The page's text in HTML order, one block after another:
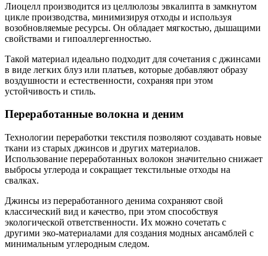
Лиоцелл производится из целлюлозы эвкалипта в замкнутом
цикле производства, минимизируя отходы и используя
возобновляемые ресурсы. Он обладает мягкостью, дышащими
свойствами и гипоаллергенностью.
Такой материал идеально подходит для сочетания с джинсами
в виде легких блуз или платьев, которые добавляют образу
воздушности и естественности, сохраняя при этом
устойчивость и стиль.
Переработанные волокна и деним
Технологии переработки текстиля позволяют создавать новые
ткани из старых джинсов и других материалов.
Использование переработанных волокон значительно снижает
выбросы углерода и сокращает текстильные отходы на
свалках.
Джинсы из переработанного денима сохраняют свой
классический вид и качество, при этом способствуя
экологической ответственности. Их можно сочетать с
другими эко-материалами для создания модных ансамблей с
минимальным углеродным следом.